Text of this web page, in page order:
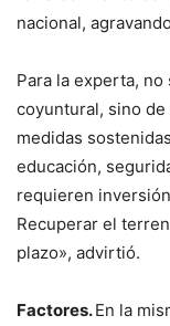
nacional,
Para la experta,
coyuntural, sino
medidas
educación,
requieren
Recuperar el
plazo», advirtió.
Factores.En la